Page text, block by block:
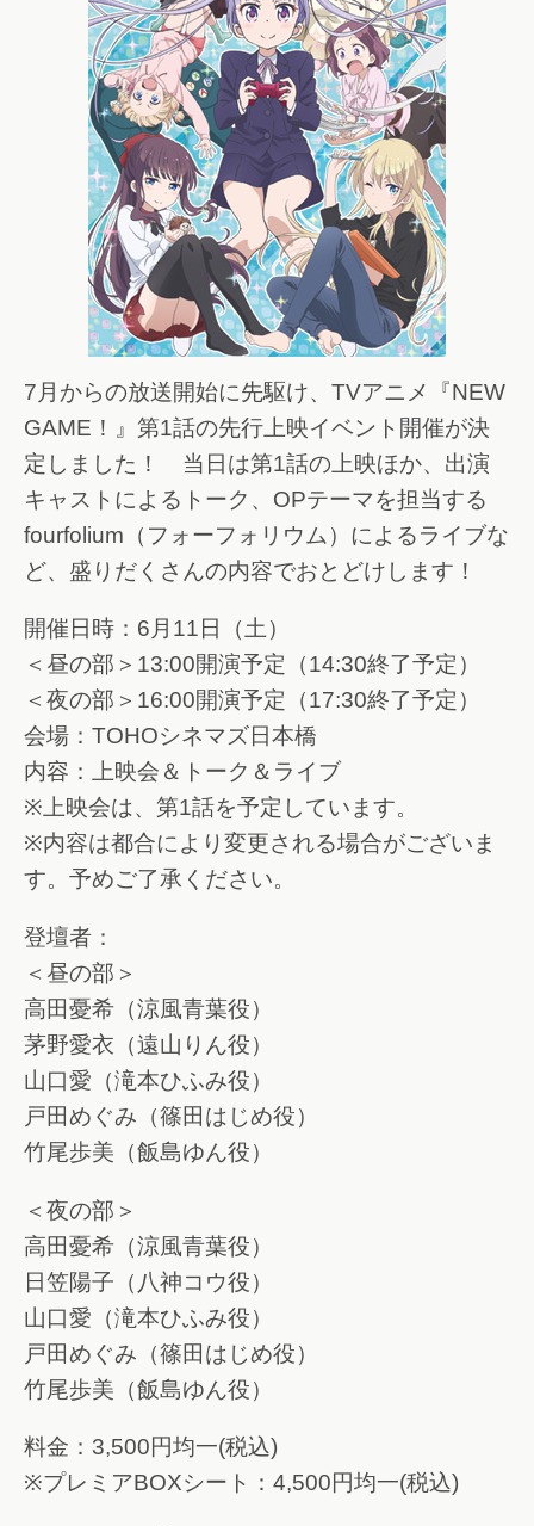
7月からの放送開始に先駆け、TVアニメ『NEW
GAME！』第1話の先行上映イベント開催が決
定しました！ 当日は第1話の上映ほか、出演
キャストによるトーク、OPテーマを担当する
fourfolium（フォーフォリウム）によるライブな
ど、盛りだくさんの内容でおとどけします！
開催日時：6月11日（土）
＜昼の部＞13:00開演予定（14:30終了予定）
＜夜の部＞16:00開演予定（17:30終了予定）
会場：TOHOシネマズ日本橋
内容：上映会＆トーク＆ライブ
※上映会は、第1話を予定しています。
※内容は都合により変更される場合がございま
す。予めご了承ください。
登壇者：
＜昼の部＞
高田憂希（涼風青葉役）
茅野愛衣（遠山りん役）
山口愛（滝本ひふみ役）
戸田めぐみ（篠田はじめ役）
竹尾歩美（飯島ゆん役）
＜夜の部＞
高田憂希（涼風青葉役）
日笠陽子（八神コウ役）
山口愛（滝本ひふみ役）
戸田めぐみ（篠田はじめ役）
竹尾歩美（飯島ゆん役）
料金：3,500円均一(税込)
※プレミアBOXシート：4,500円均一(税込)